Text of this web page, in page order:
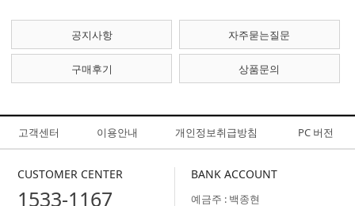
공지사항 자주묻는질문
구매후기 상품문의
고객센터 이용안내 개인정보취급방침 PC 버전
CUSTOMER CENTER
1533-1167
BANK ACCOUNT
예금주 : 백종현